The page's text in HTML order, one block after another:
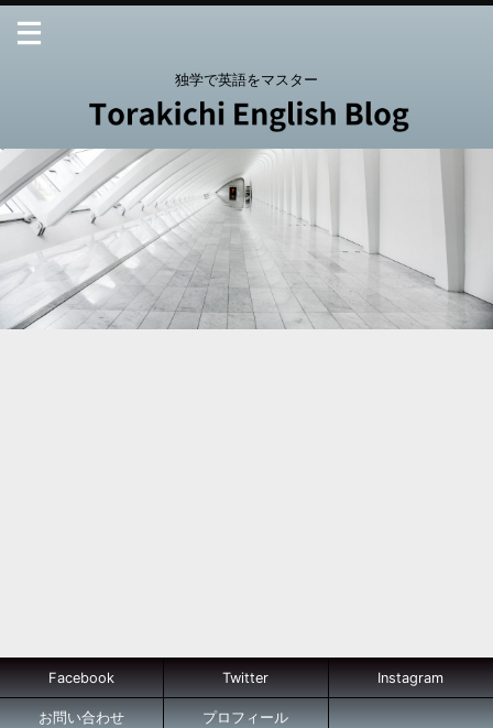
独学で英語をマスター
Facebook Twitter Instagram
お問い合わせ プロフィール